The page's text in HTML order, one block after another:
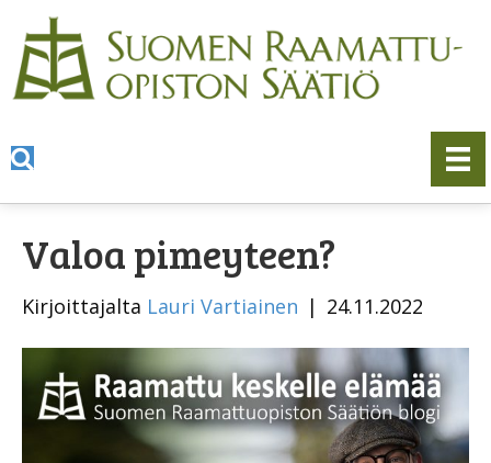
Valoa pimeyteen?
Kirjoittajalta Lauri Vartiainen | 24.11.2022